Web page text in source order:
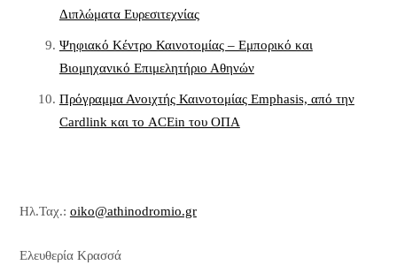
Διπλώματα Ευρεσιτεχνίας
Ψηφιακό Κέντρο Καινοτομίας – Εμπορικό και
Βιομηχανικό Επιμελητήριο Αθηνών
Πρόγραμμα Ανοιχτής Καινοτομίας Emphasis, από την
Cardlink και το ACEin του ΟΠΑ
Ηλ.Ταχ.: oiko@athinodromio.gr
Ελευθερία Κρασσά